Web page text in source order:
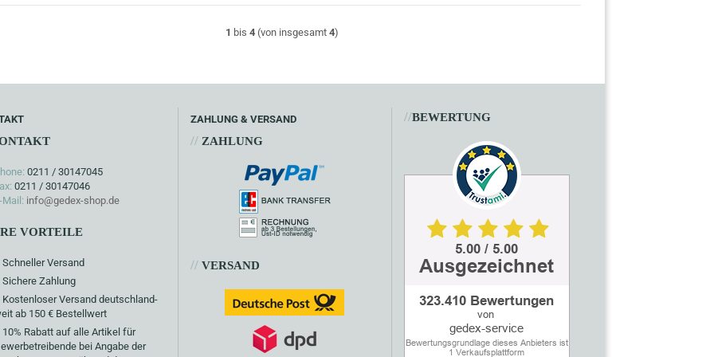
1 bis 4 (von insgesamt 4)
0211 / 30147045
0211 / 30147046
Mail: info@gedex-shop.de
VORTEILE
Schneller Versand
Sichere Zahlung
Kostenloser Versand deutschland-
ab 150 € Bestellwert
10% Rabatt auf alle Artikel für
bei Angabe der
ZAHLUNG & VERSAND
// ZAHLUNG
// VERSAND
//BEWERTUNG